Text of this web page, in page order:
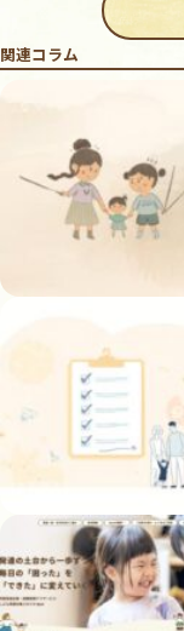
関連コラム